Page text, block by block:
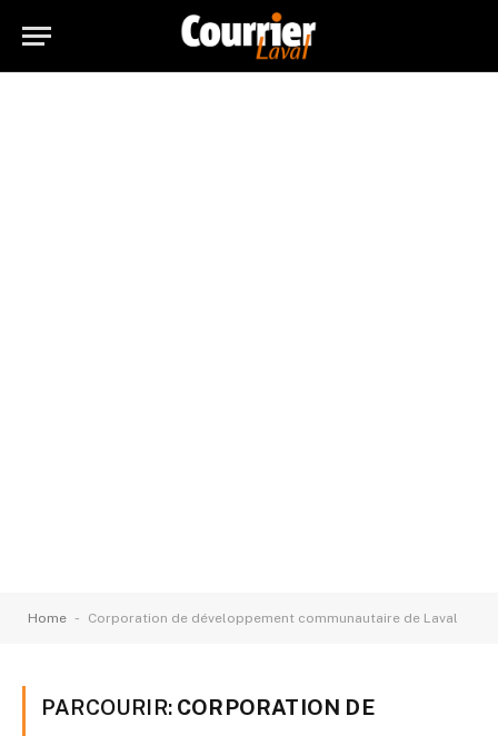
Home - Corporation de développement communautaire de Laval
PARCOURIR: CORPORATION DE